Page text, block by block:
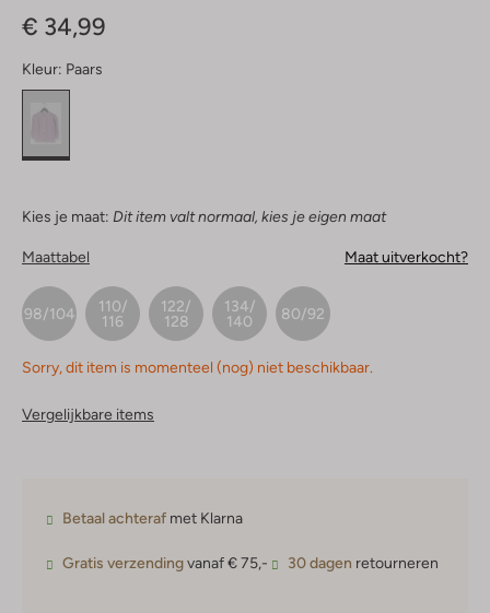
€ 34,99
Kleur: Paars
Kies je maat: Dit item valt normaal, kies je eigen maat
Maattabel Maat uitverkocht?
98/104
110/
116
122/
128
134/
140
80/92
Sorry, dit item is momenteel (nog) niet beschikbaar.
Vergelijkbare items
Betaal achteraf met Klarna
Gratis verzendingvanaf € 75,- 30 dagen retourneren